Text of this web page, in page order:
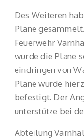
Des Weiteren
Plane
Feuerwehr
wurde die Plane
eindringen von
Plane wurde
befestigt. Der
unterstütze bei
Abteilung